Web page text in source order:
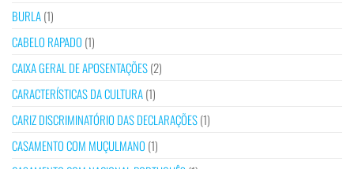
BURLA(1)
CABELO RAPADO (1)
CAIXA GERAL DE APOSENTAÇÕES(2)
CARACTERÍSTICAS DA CULTURA(1)
CARIZ DISCRIMINATÓRIO DAS DECLARAÇÕES(1)
CASAMENTO COM MUÇULMANO (1)